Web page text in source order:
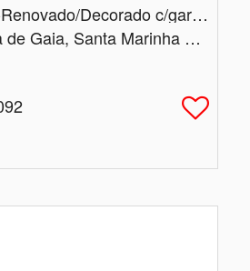
ApartamentoT0-Renovado/Decorado c/garagem
Porto, Vila Nova de Gaia, Santa Marinha e São Pedro da Afurada